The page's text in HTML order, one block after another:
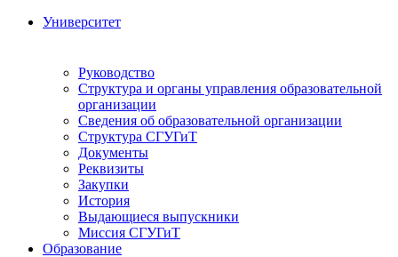
Университет
Руководство
Структура и органы управления образовательной
организации
Сведения об образовательной организации
Структура СГУГиТ
Документы
Реквизиты
Закупки
История
Выдающиеся выпускники
Миссия СГУГиТ
Образование